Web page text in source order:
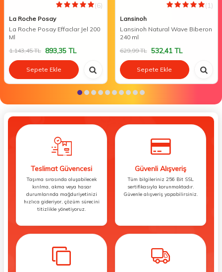
(6)
La Roche Posay
La Roche Posay Effaclar Jel 200
Ml
1.143,45TL 893,35 TL
Sepete Ekle
(1)
Lansinoh
Lansinoh Natural Wave Biberon
240 ml
629,99TL 532,41TL
Sepete Ekle
Teslimat Güvencesi
Taşıma sırasında oluşabilecek
kırılma, akma veya hasar
durumlarında mağduriyetinizi
hızlıca gideriyor, çözüm sürecini
titizlikle yönetiyoruz.
Güvenli Alışveriş
Tüm bilgileriniz 256 Bit SSL
sertifikasıyla korunmaktadır.
Güvenle alışveriş yapabilirsiniz.